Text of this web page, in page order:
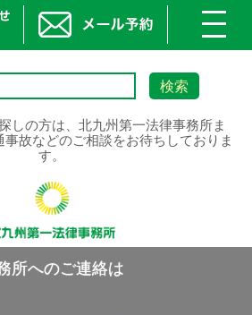
しの方は、北九州第一法律事務所ま
故などのご相談をお待ちしておりま
す。
所へのご連絡は